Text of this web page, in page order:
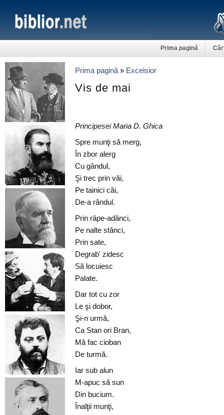
Prima pagină
Prima pagină » Excelsior
Vis de mai
Principesei Maria D. Ghica
Spre munţi să merg,
În zbor alerg
Cu gândul,
Şi trec prin văi,
Pe tainici căi,
De-a rândul.
Prin râpe-adânci,
Pe nalte stânci,
Prin sate,
Degrab' zidesc
Să locuiesc
Palate.
Dar tot cu zor
Le şi dobor,
Şi-n urmă,
Ca Stan ori Bran,
Mă fac cioban
De turmă.
Iar sub alun
M-apuc să sun
Din bucium.
Înalţii munţi,